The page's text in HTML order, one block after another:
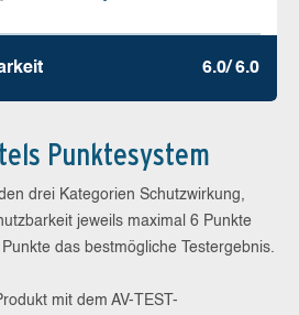
6.0/ 6.0
Punktesystem
drei Kategorien Schutzwirkung,
jeweils maximal 6 Punkte
das bestmögliche Testergebnis.
mit dem AV-TEST-